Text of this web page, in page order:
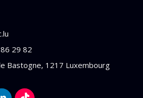
29 82
Bastogne, 1217 Luxembourg